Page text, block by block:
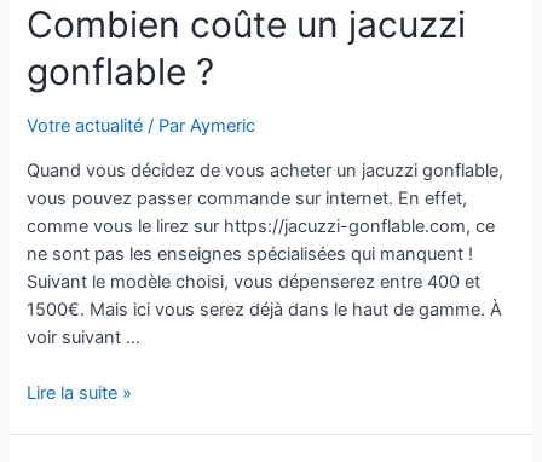
:
quelles
informations
y
trouver
Combien coûte un jacuzzi
gonflable ?
Votre actualité / ParAymeric
Quand vous décidez de vous acheter un jacuzzi gonflable,
vous pouvez passer commande sur internet. En effet,
comme vous le lirez sur https://jacuzzi-gonflable.com, ce
ne sont pas les enseignes spécialisées qui manquent !
Suivant le modèle choisi, vous dépenserez entre 400 et
1500€. Mais ici vous serez déjà dans le haut de gamme. À
voir suivant …
Combien
Lire la suite »